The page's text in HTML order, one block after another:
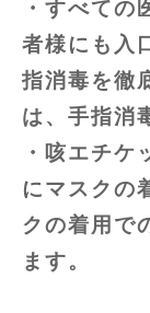
・すべての
者様にも入
指消毒を徹
は、手指消
・咳エチケ
にマスクの
クの着用で
ます。